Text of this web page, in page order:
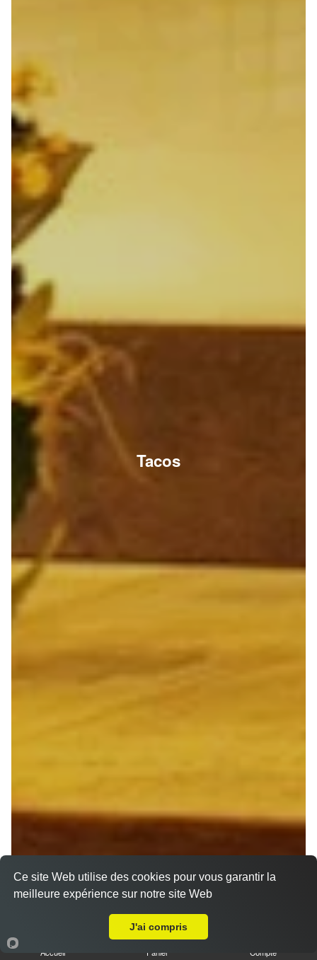
Tacos
Accueil Panier Compte
Ce site Web utilise des cookies pour vous garantir la
meilleure expérience sur notre site Web
J'ai compris